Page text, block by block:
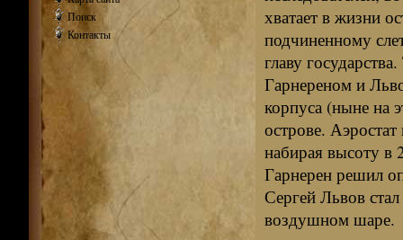
хватает в жизни
подчиненному
главу
Гарнереном и
корпуса (ныне на
острове.
набирая высоту в
Гарнерен решил
Сергей Львов
воздушном шаре.
Поиск
Контакты